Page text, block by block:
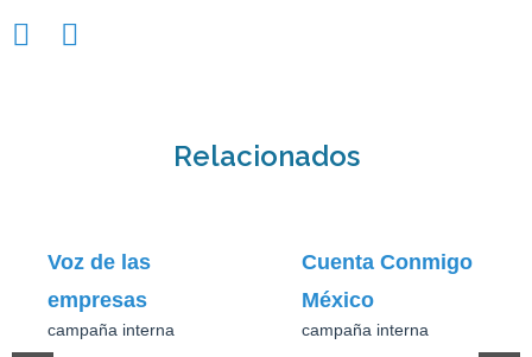
Relacionados
Voz de las
empresas
campaña interna
Cuenta Conmigo
México
campaña interna